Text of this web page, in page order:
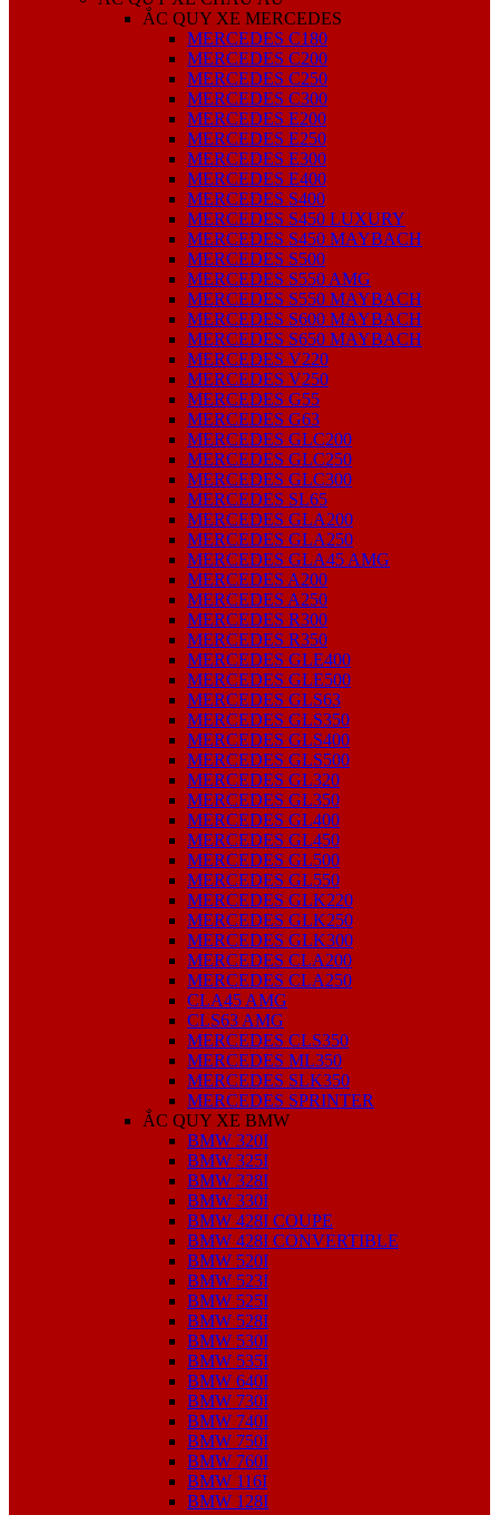
ẮC QUY XE MERCEDES
MERCEDES C180
MERCEDES C200
MERCEDES C250
MERCEDES C300
MERCEDES E200
MERCEDES E250
MERCEDES E300
MERCEDES E400
MERCEDES S400
MERCEDES S450 LUXURY
MERCEDES S450 MAYBACH
MERCEDES S500
MERCEDES S550 AMG
MERCEDES S550 MAYBACH
MERCEDES S600 MAYBACH
MERCEDES S650 MAYBACH
MERCEDES V220
MERCEDES V250
MERCEDES G55
MERCEDES G63
MERCEDES GLC200
MERCEDES GLC250
MERCEDES GLC300
MERCEDES SL65
MERCEDES GLA200
MERCEDES GLA250
MERCEDES GLA45 AMG
MERCEDES A200
MERCEDES A250
MERCEDES R300
MERCEDES R350
MERCEDES GLE400
MERCEDES GLE500
MERCEDES GLS63
MERCEDES GLS350
MERCEDES GLS400
MERCEDES GLS500
MERCEDES GL320
MERCEDES GL350
MERCEDES GL400
MERCEDES GL450
MERCEDES GL500
MERCEDES GL550
MERCEDES GLK220
MERCEDES GLK250
MERCEDES GLK300
MERCEDES CLA200
MERCEDES CLA250
CLA45 AMG
CLS63 AMG
MERCEDES CLS350
MERCEDES ML350
MERCEDES SLK350
MERCEDES SPRINTER
ẮC QUY XE BMW
BMW 320I
BMW 325I
BMW 328I
BMW 330I
BMW 428I COUPE
BMW 428I CONVERTIBLE
BMW 520I
BMW 523I
BMW 525I
BMW 528I
BMW 530I
BMW 535I
BMW 640I
BMW 730I
BMW 740I
BMW 750I
BMW 760I
BMW 116I
BMW 128I